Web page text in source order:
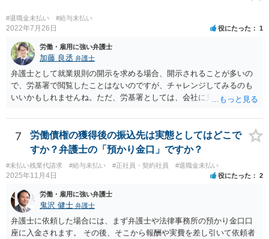
#退職金未払い #給与未払い
2022年7月26日 役にたった 1
労働・雇用に強い弁護士
加藤 良丞 弁護士
弁護士として就業規則の開示を求める場合、開示されることが多いの
で、労基署で閲覧したことはないのですが、チャレンジしてみるのも
いいかもしれませんね。ただ、労基署としては、会社に見せてもらっ
ることを端的に理解してもらう必要があると思います。よって、就業
規則の開示に関するやりとりはメール等の形に残る方法で行うのが良
いと思います。
7
労働債権の獲得後の振込先は実態としてはどこで
すか？弁護士の「預かり金口」ですか？
#未払い残業代請求 #給与未払い #正社員・契約社員 #退職金未払い
2025年11月4日 役にたった 2
労働・雇用に強い弁護士
鬼沢 健士 弁護士
弁護士に依頼した場合には、まず弁護士や法律事務所の預かり金口口
座に入金されます。 その後、そこから報酬や実費を差し引いて依頼者